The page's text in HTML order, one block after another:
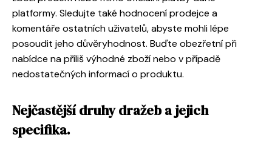
platformy. Sledujte také hodnocení prodejce a
komentáře ostatních uživatelů, abyste mohli lépe
posoudit jeho důvěryhodnost. Buďte obezřetní při
nabídce na příliš výhodné zboží nebo v případě
nedostatečných informací o produktu.
Nejčastější druhy dražeb a jejich
specifika.